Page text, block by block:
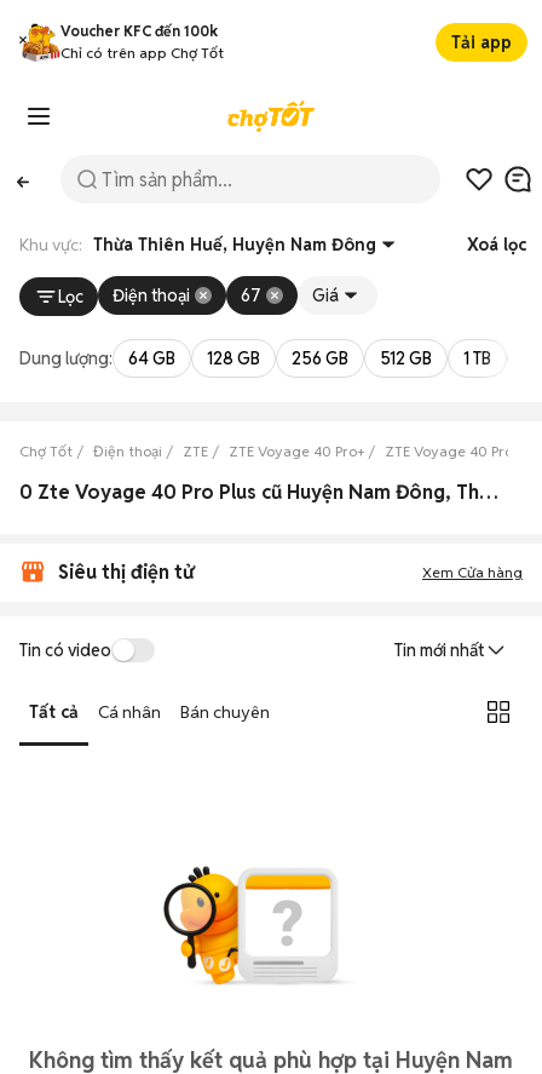
Voucher KFC đến 100k
Chỉ có trên app Chợ Tốt
Tải app
Khu vực: Thừa Thiên Huế, Huyện Nam Đông Xoá lọc
Lọc Điện thoại 67 Giá
Dung lượng: 64 GB 128 GB 256 GB 512 GB 1 TB
Chợ Tốt Điện thoại ZTE ZTE Voyage 40 Pro+ ZTE Voyage 40 Pro+
0 Zte Voyage 40 Pro Plus cũ Huyện Nam Đông, Thừa Thiên Huế đẹp
Siêu thị điện tử Xem Cửa hàng
Tin có video Tin mới nhất
Tất cả Cá nhân Bán chuyên
Không tìm thấy kết quả phù hợp tại Huyện Nam